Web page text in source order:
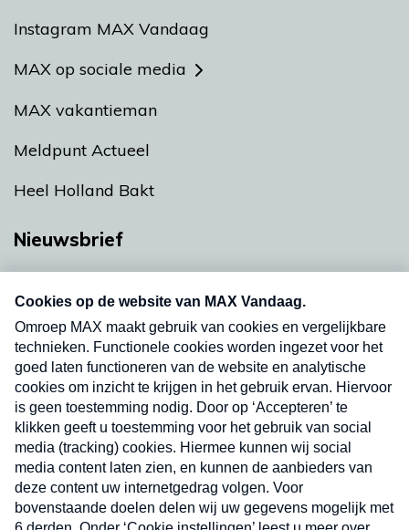
Instagram MAX Vandaag
MAX op sociale media
MAX vakantieman
Meldpunt Actueel
Heel Holland Bakt
Nieuwsbrief
nieuwsbrief. Elke vrijdag- en dinsdagochtend in
uw mailbox.
Verzend